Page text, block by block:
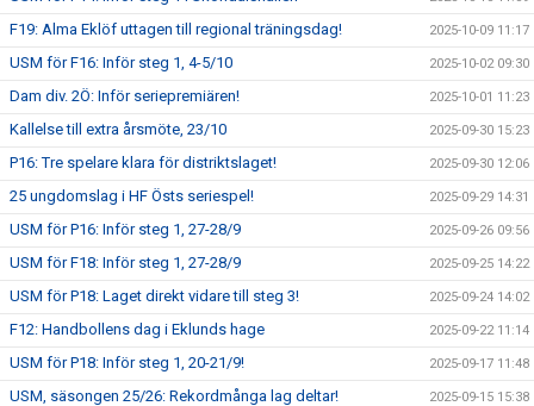
F19: Alma Eklöf uttagen till regional träningsdag! 2025-10-09 11:17
USM för F16: Inför steg 1, 4-5/10 2025-10-02 09:30
Dam div. 2Ö: Inför seriepremiären! 2025-10-01 11:23
Kallelse till extra årsmöte, 23/10 2025-09-30 15:23
P16: Tre spelare klara för distriktslaget! 2025-09-30 12:06
25 ungdomslag i HF Östs seriespel! 2025-09-29 14:31
USM för P16: Inför steg 1, 27-28/9 2025-09-26 09:56
USM för F18: Inför steg 1, 27-28/9 2025-09-25 14:22
USM för P18: Laget direkt vidare till steg 3! 2025-09-24 14:02
F12: Handbollens dag i Eklunds hage 2025-09-22 11:14
USM för P18: Inför steg 1, 20-21/9! 2025-09-17 11:48
USM, säsongen 25/26: Rekordmånga lag deltar! 2025-09-15 15:38